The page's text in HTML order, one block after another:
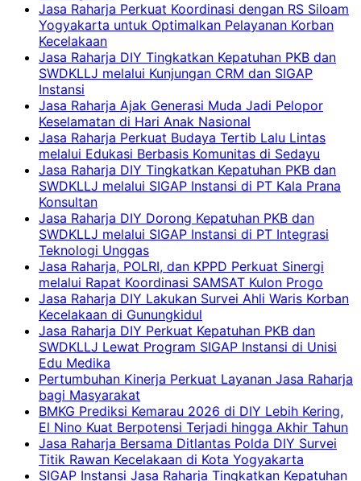
Jasa Raharja Perkuat Koordinasi dengan RS Siloam
Yogyakarta untuk Optimalkan Pelayanan Korban
Kecelakaan
Jasa Raharja DIY Tingkatkan Kepatuhan PKB dan
SWDKLLJ melalui Kunjungan CRM dan SIGAP
Instansi
Jasa Raharja Ajak Generasi Muda Jadi Pelopor
Keselamatan di Hari Anak Nasional
Jasa Raharja Perkuat Budaya Tertib Lalu Lintas
melalui Edukasi Berbasis Komunitas di Sedayu
Jasa Raharja DIY Tingkatkan Kepatuhan PKB dan
SWDKLLJ melalui SIGAP Instansi di PT Kala Prana
Konsultan
Jasa Raharja DIY Dorong Kepatuhan PKB dan
SWDKLLJ melalui SIGAP Instansi di PT Integrasi
Teknologi Unggas
Jasa Raharja, POLRI, dan KPPD Perkuat Sinergi
melalui Rapat Koordinasi SAMSAT Kulon Progo
Jasa Raharja DIY Lakukan Survei Ahli Waris Korban
Kecelakaan di Gunungkidul
Jasa Raharja DIY Perkuat Kepatuhan PKB dan
SWDKLLJ Lewat Program SIGAP Instansi di Unisi
Edu Medika
Pertumbuhan Kinerja Perkuat Layanan Jasa Raharja
bagi Masyarakat
BMKG Prediksi Kemarau 2026 di DIY Lebih Kering,
El Nino Kuat Berpotensi Terjadi hingga Akhir Tahun
Jasa Raharja Bersama Ditlantas Polda DIY Survei
Titik Rawan Kecelakaan di Kota Yogyakarta
SIGAP Instansi Jasa Raharja Tingkatkan Kepatuhan